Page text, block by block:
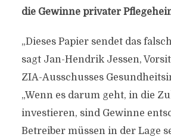
die Gewinne privater
„Dieses Papier sendet das
sagt Jan-Hendrik Jessen,
ZIA-Ausschusses
„Wenn es darum geht, in die
investieren, sind Gewinne
Betreiber müssen in der Lage